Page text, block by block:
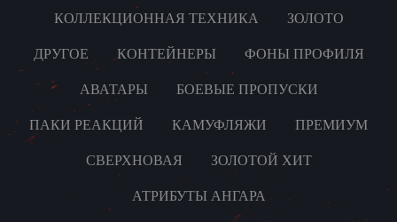
КОЛЛЕКЦИОННАЯ ТЕХНИКА ЗОЛОТО
ДРУГОЕ КОНТЕЙНЕРЫ ФОНЫ ПРОФИЛЯ
АВАТАРЫ БОЕВЫЕ ПРОПУСКИ
ПАКИ РЕАКЦИЙ КАМУФЛЯЖИ ПРЕМИУМ
СВЕРХНОВАЯ ЗОЛОТОЙ ХИТ
АТРИБУТЫ АНГАРА